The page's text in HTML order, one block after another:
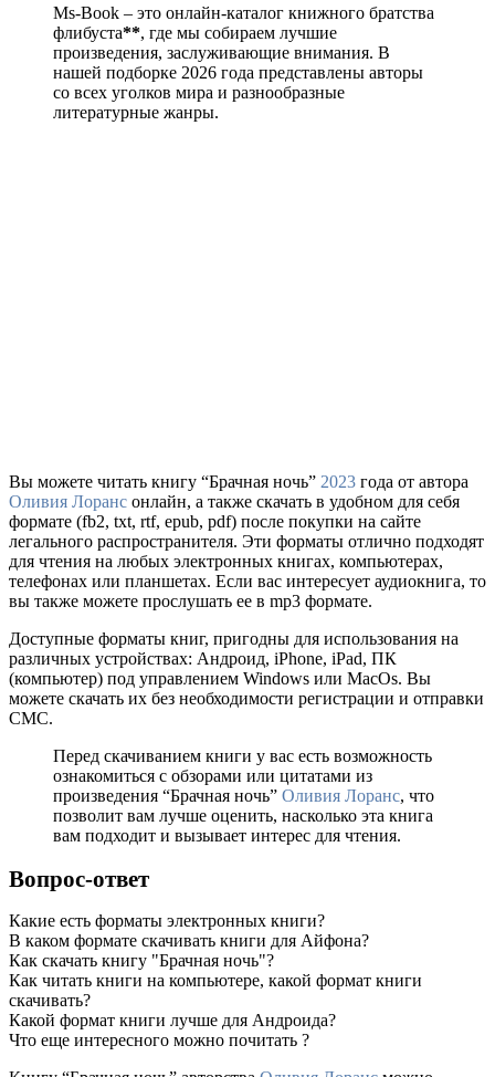
Ms-Book – это онлайн-каталог книжного братства
флибуста**, где мы собираем лучшие
произведения, заслуживающие внимания. В
нашей подборке 2026 года представлены авторы
со всех уголков мира и разнообразные
литературные жанры.
Вы можете читать книгу “Брачная ночь” 2023 года от автора
Оливия Лоранс онлайн, а также скачать в удобном для себя
формате (fb2, txt, rtf, epub, pdf) после покупки на сайте
легального распространителя. Эти форматы отлично подходят
для чтения на любых электронных книгах, компьютерах,
телефонах или планшетах. Если вас интересует аудиокнига, то
вы также можете прослушать ее в mp3 формате.
Доступные форматы книг, пригодны для использования на
различных устройствах: Андроид, iPhone, iPad, ПК
(компьютер) под управлением Windows или MacOs. Вы
можете скачать их без необходимости регистрации и отправки
СМС.
Перед скачиванием книги у вас есть возможность
ознакомиться с обзорами или цитатами из
произведения “Брачная ночь” Оливия Лоранс, что
позволит вам лучше оценить, насколько эта книга
вам подходит и вызывает интерес для чтения.
Вопрос-ответ
Какие есть форматы электронных книги?
В каком формате скачивать книги для Айфона?
Как скачать книгу "Брачная ночь"?
Как читать книги на компьютере, какой формат книги
скачивать?
Какой формат книги лучше для Андроида?
Что еще интересного можно почитать ?